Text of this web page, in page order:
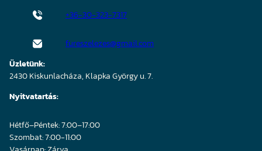
+36-30-323-7317
fureszelezes@gmail.com
Üzletünk:
2430 Kiskunlacháza, Klapka György u. 7.
Nyitvatartás:
Hétfő–Péntek: 7:00–17:00
Szombat: 7:00-11:00